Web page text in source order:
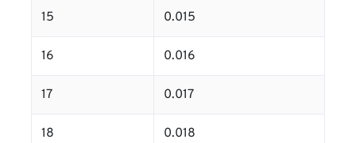
15 0.015
16 0.016
17 0.017
18 0.018